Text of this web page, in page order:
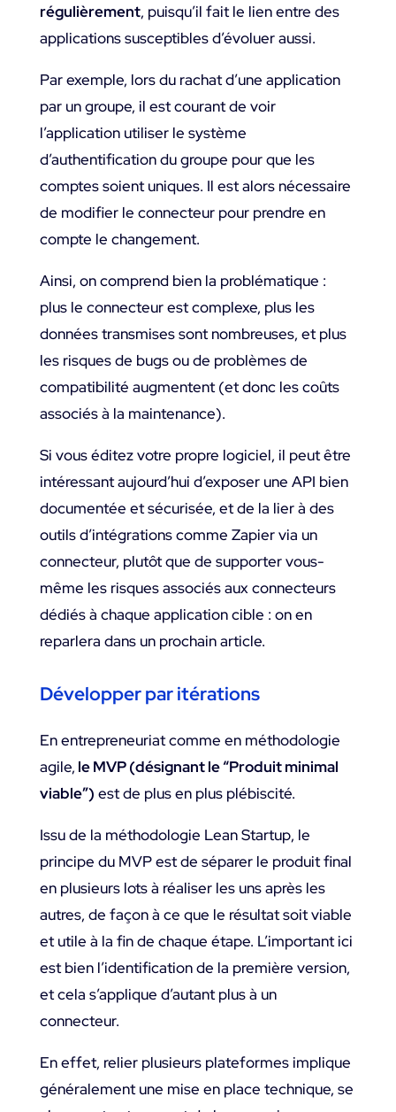
régulièrement, puisqu’il fait le lien entre des
applications susceptibles d’évoluer aussi.
Par exemple, lors du rachat d’une application
par un groupe, il est courant de voir
l’application utiliser le système
d’authentification du groupe pour que les
comptes soient uniques. Il est alors nécessaire
de modifier le connecteur pour prendre en
compte le changement.
Ainsi, on comprend bien la problématique :
plus le connecteur est complexe, plus les
données transmises sont nombreuses, et plus
les risques de bugs ou de problèmes de
compatibilité augmentent (et donc les coûts
associés à la maintenance).
Si vous éditez votre propre logiciel, il peut être
intéressant aujourd’hui d’exposer une API bien
documentée et sécurisée, et de la lier à des
outils d’intégrations comme Zapier via un
connecteur, plutôt que de supporter vous-
même les risques associés aux connecteurs
dédiés à chaque application cible : on en
reparlera dans un prochain article.
Développer par itérations
En entrepreneuriat comme en méthodologie
agile, le MVP (désignant le “Produit minimal
viable”) est de plus en plus plébiscité.
Issu de la méthodologie Lean Startup, le
principe du MVP est de séparer le produit final
en plusieurs lots à réaliser les uns après les
autres, de façon à ce que le résultat soit viable
et utile à la fin de chaque étape. L’important ici
est bien l’identification de la première version,
et cela s’applique d’autant plus à un
connecteur.
En effet, relier plusieurs plateformes implique
généralement une mise en place technique, se